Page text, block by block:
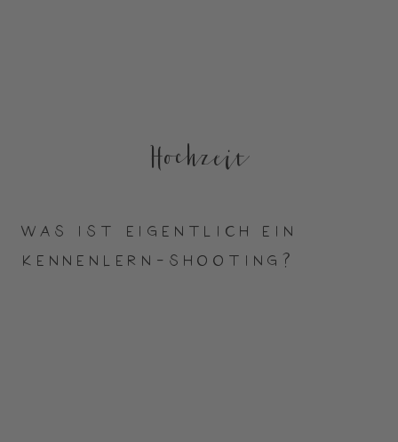
WAS IST EIGENTLICH EIN
KENNENLERN-SHOOTING?
Hochzeit